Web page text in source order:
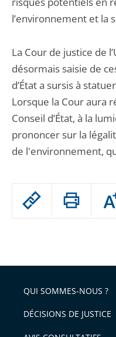
Passer
arriver
après
ou
l'article
pour
l’environnement et la
La Cour de justice de
désormais saisie de
d’État a sursis à
Lorsque la Cour aura
Conseil d’État, à la
prononcer sur la
de l'environnement,
QUI SOMMES-NOUS ?
DÉCISIONS DE JUSTICE